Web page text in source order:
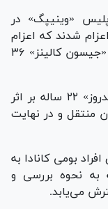
پلیس «وینیپگ» در
شدند که اعزام
این افسران با تیراندازی مرگبار به سمت «جیسون کالینز» ۳۶
همچنین در ۱۸ آوریل ۲۰۲۰، «استوارت اندروز» ۲۲ ساله بر اثر
منتقل و در نهایت
بومی کانادا به
به نحوه بررسی و
می‌یابد.